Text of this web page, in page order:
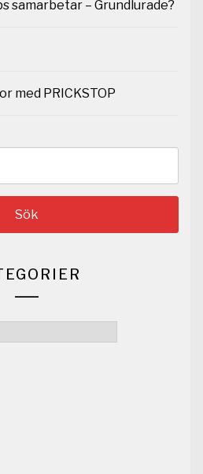
samarbetar – Grundlurade?
med PRICKSTOP